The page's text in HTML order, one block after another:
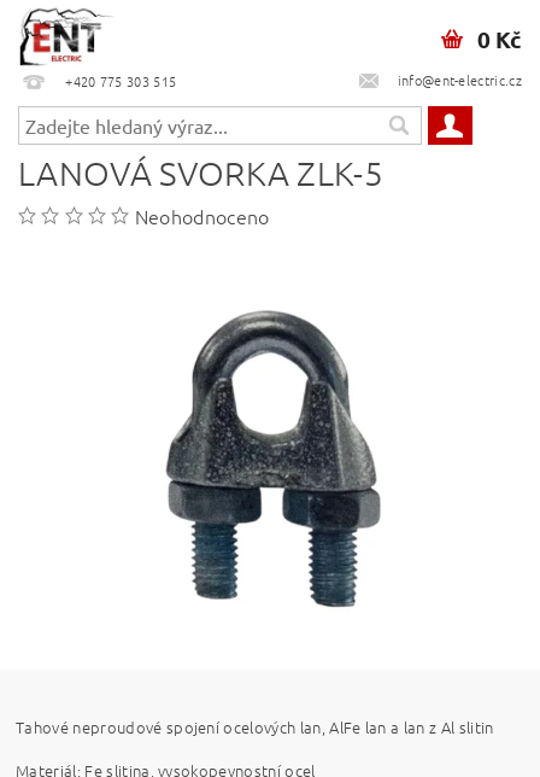
+420 775 303 515 info@ent-electric.cz
0 Kč
LANOVÁ SVORKA ZLK-5
Neohodnoceno
Tahové neproudové spojení ocelových lan, AlFe lan a lan z Al slitin
Materiál: Fe slitina, vysokopevnostní ocel